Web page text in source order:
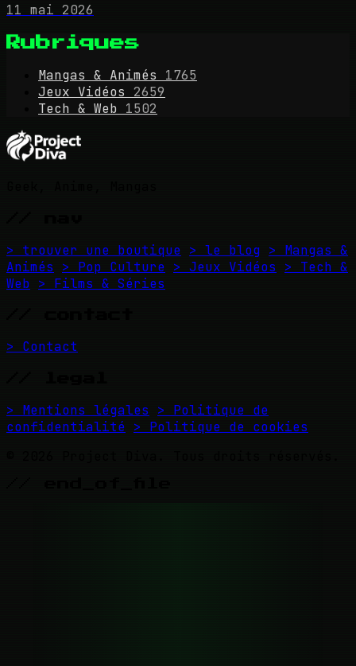
11 mai 2026
Rubriques
Mangas & Animés
1765
Jeux Vidéos
2659
Tech & Web 1502
> trouver une boutique > le blog > Mangas &
Animés
> Pop Culture > Jeux Vidéos
> Tech &
Web > Films & Séries
> Contact
> Mentions légales
> Politique de
confidentialité > Politique de cookies